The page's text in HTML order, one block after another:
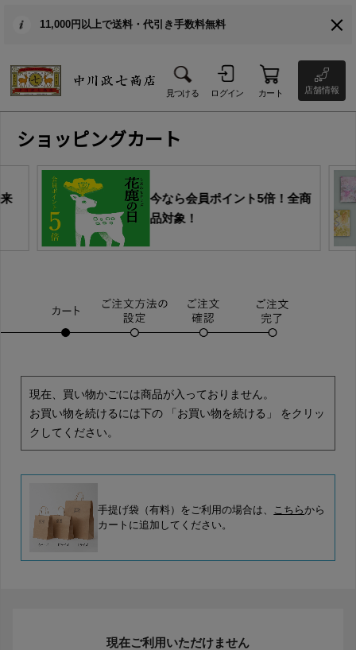
11,000円以上で送料・代引き手数料無料
見つける ログイン カート 店舗情報
ショッピングカート
今なら会員ポイント5倍！全商
品対象！
現在、買い物かごには商品が入っておりません。
お買い物を続けるには下の 「お買い物を続ける」 をクリッ
クしてください。
手提げ袋（有料）をご利用の場合は、 こちらから
カートに追加してください。
現在ご利用いただけません